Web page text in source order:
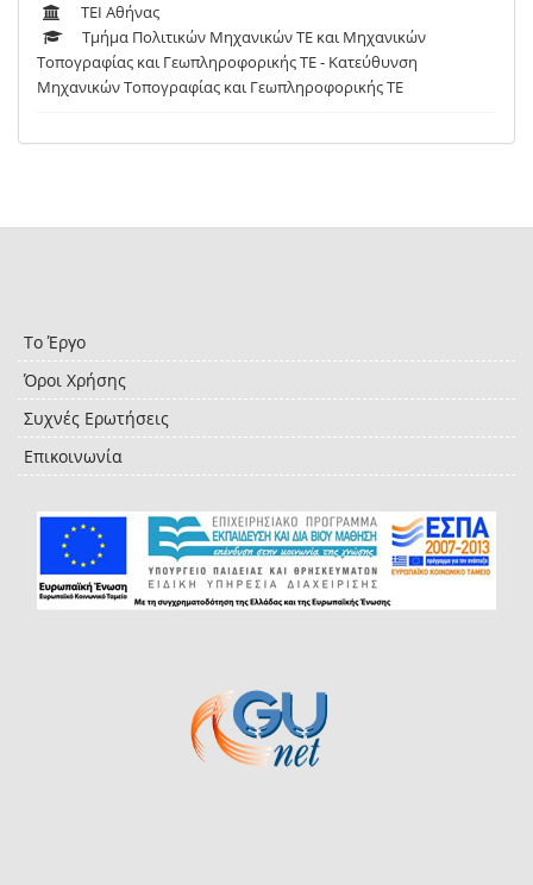
ΤΕΙ Αθήνας
Τμήμα Πολιτικών Μηχανικών ΤΕ και Μηχανικών
Τοπογραφίας και Γεωπληροφορικής ΤΕ - Κατεύθυνση
Μηχανικών Τοπογραφίας και Γεωπληροφορικής ΤΕ
Το Έργο
Όροι Χρήσης
Συχνές Ερωτήσεις
Επικοινωνία